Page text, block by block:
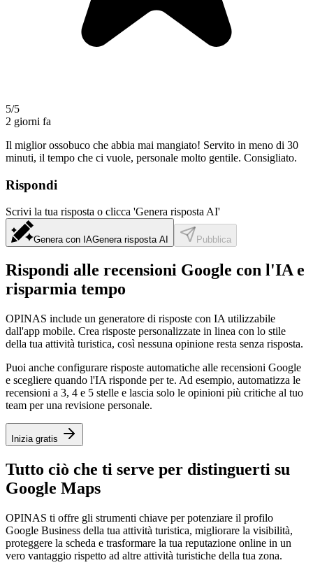
5/5
2 giorni fa
Il miglior ossobuco che abbia mai mangiato! Servito in meno di 30
minuti, il tempo che ci vuole, personale molto gentile. Consigliato.
Rispondi
Scrivi la tua risposta o clicca 'Genera risposta AI'
Genera con IAGenera risposta AI Pubblica
Rispondi alle recensioni Google con l'IA e
risparmia tempo
OPINAS include un generatore di risposte con IA utilizzabile
dall'app mobile. Crea risposte personalizzate in linea con lo stile
della tua attività turistica, così nessuna opinione resta senza risposta.
Puoi anche configurare risposte automatiche alle recensioni Google
e scegliere quando l'IA risponde per te. Ad esempio, automatizza le
recensioni a 3, 4 e 5 stelle e lascia solo le opinioni più critiche al tuo
team per una revisione personale.
Inizia gratis
Tutto ciò che ti serve per distinguerti su
Google Maps
OPINAS ti offre gli strumenti chiave per potenziare il profilo
Google Business della tua attività turistica, migliorare la visibilità,
proteggere la scheda e trasformare la tua reputazione online in un
vero vantaggio rispetto ad altre attività turistiche della tua zona.